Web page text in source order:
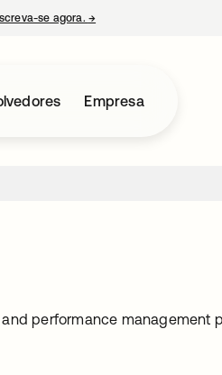
se agora. →
Empresa
performance management